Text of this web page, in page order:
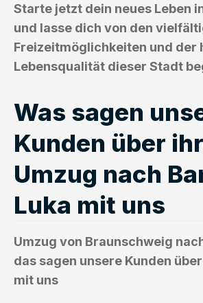
Starte jetzt dein neues Leben
und lasse dich von den
Freizeitmöglichkeiten und der
Lebensqualität dieser Stadt
Was sagen
Kunden über
Umzug nach
Luka mit uns
Umzug von Braunschweig
das sagen unsere Kunden
mit uns